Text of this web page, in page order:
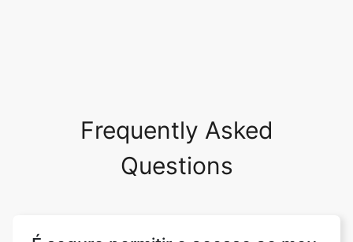
É seguro permitir o acesso ao meu